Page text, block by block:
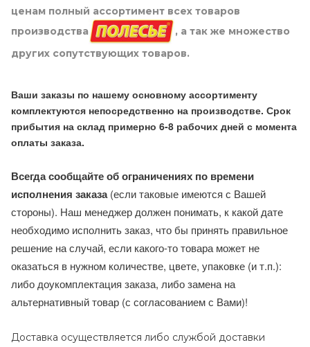
ценам полный ассортимент всех товаров
производства
, а так же множество
других сопутствующих товаров.
Ваши заказы по нашему основному ассортименту
комплектуются непосредственно на производстве. Срок
прибытия на склад примерно 6-8 рабочих дней с момента
оплаты заказа.
Всегда сообщайте об ограничениях по времени
исполнения заказа(если таковые имеются с Вашей
стороны). Наш менеджер должен понимать, к какой дате
необходимо исполнить заказ, что бы принять правильное
решение на случай, если какого-то товара может не
оказаться в нужном количестве, цвете, упаковке (и т.п.):
либо доукомплектация заказа, либо замена на
альтернативный товар (с согласованием с Вами)!
Доставка осуществляется либо службой доставки